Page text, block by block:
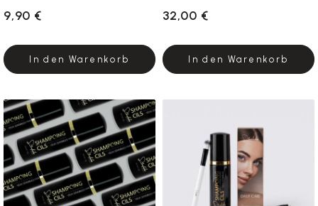
9,90 €
In den Warenkorb
32,00 €
In den Warenkorb